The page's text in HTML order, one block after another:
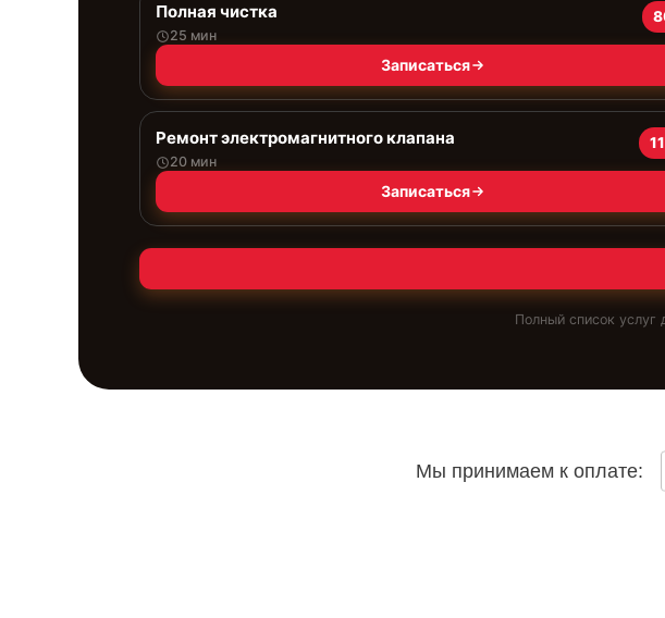
Полная чистка
25 мин
Записаться
Ремонт электромагнитного клапана
20 мин
Записаться
Полный список услуг
Мы принимаем к оплате: